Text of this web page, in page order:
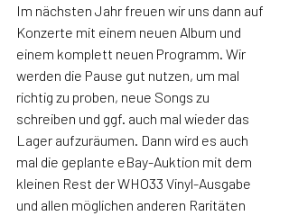
Im nächsten Jahr freuen wir uns dann auf
Konzerte mit einem neuen Album und
einem komplett neuen Programm. Wir
werden die Pause gut nutzen, um mal
richtig zu proben, neue Songs zu
schreiben und ggf. auch mal wieder das
Lager aufzuräumen. Dann wird es auch
mal die geplante eBay-Auktion mit dem
kleinen Rest der WHO33 Vinyl-Ausgabe
und allen möglichen anderen Raritäten